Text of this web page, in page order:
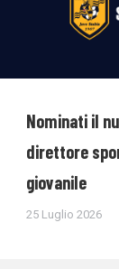
Nominati il
direttore
giovanile
25 Luglio 2026